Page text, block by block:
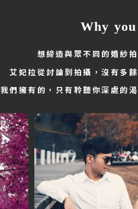
Why
想締造與眾不同的婚紗
艾妃拉從討論到拍攝，沒有多
我們擁有的，只有聆聽你深處的